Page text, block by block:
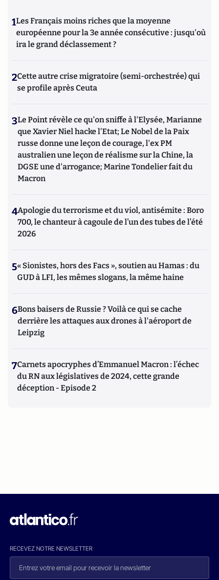
1Les Français moins riches que la moyenne
européenne pour la 3e année consécutive : jusqu'où
ira le grand déclassement ?
2Cette autre crise migratoire (semi-orchestrée) qui
se profile après Ceuta
3Le Point révèle ce qu'on sniffe à l'Elysée, Marianne
que Xavier Niel hacke l'Etat; Le Nobel de la Paix
russe donne une leçon de courage, l'ex PM
australien une leçon de réalisme sur la Chine, la
DGSE une d'arrogance; Marine Tondelier fait du
Macron
4Apologie du terrorisme et du viol, antisémite : Boro
700, le chanteur à cagoule de l’un des tubes de l’été
2026
5« Sionistes, hors des Facs », soutien au Hamas : du
GUD à LFI, les mêmes slogans, la même haine
6Bons baisers de Russie ? Voilà ce qui se cache
derrière les attaques aux drones à l'aéroport de
Leipzig
7Carnets apocryphes d’Emmanuel Macron : l’échec
du RN aux législatives de 2024, cette grande
déception - Episode 2
RECEVEZ NOTRE NEWSLETTER